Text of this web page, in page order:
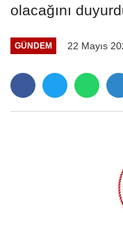
olacağını
GÜNDEM 22 Mayıs